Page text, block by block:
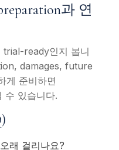
과 연
trial-ready인지 봅니
damages, future
게 준비하면
수 있습니다.
래 걸리나요?